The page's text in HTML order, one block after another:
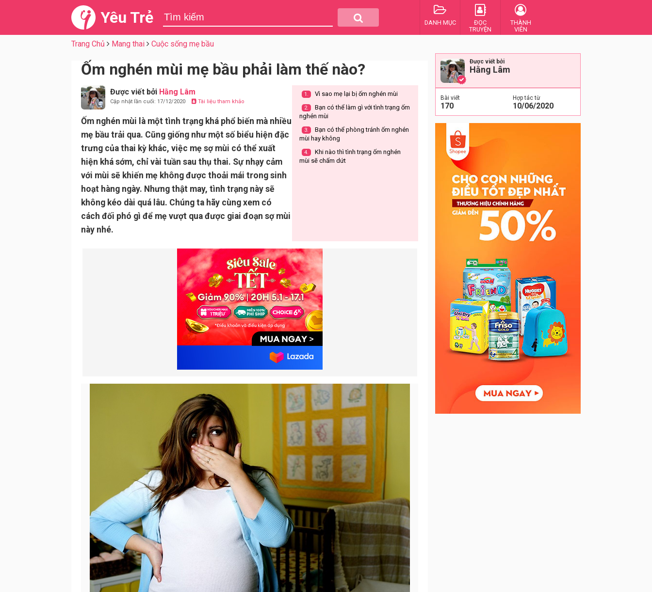
Yêu Trẻ DANH MỤC
ĐỌC
TRUYỆN
THÀNH
VIÊN
Trang Chủ Mang thai Cuộc sống mẹ bầu
Ốm nghén mùi mẹ bầu phải làm thế nào?
Được viết bởi Hằng Lâm
Cập nhật lần cuối: 17/12/2020 Tài liệu tham khảo
Ốm nghén mùi là một tình trạng khá phổ biến mà nhiều
mẹ bầu trải qua. Cũng giống như một số biểu hiện đặc
trưng của thai kỳ khác, việc mẹ sợ mùi có thể xuất
hiện khá sớm, chỉ vài tuần sau thụ thai. Sự nhạy cảm
với mùi sẽ khiến mẹ không được thoải mái trong sinh
hoạt hàng ngày. Nhưng thật may, tình trạng này sẽ
không kéo dài quá lâu. Chúng ta hãy cùng xem có
cách đối phó gì để mẹ vượt qua được giai đoạn sợ mùi
này nhé.
1. Vì sao mẹ lại bị ốm nghén mùi
2.
Bạn có thể làm gì với tình trạng ốm
nghén mùi
3.
Bạn có thể phòng tránh ốm nghén
mùi hay không
4.
Khi nào thì tình trạng ốm nghén
mùi sẽ chấm dứt
Được viết bởi
Hằng Lâm
Bài viết
170
Hợp tác từ
10/06/2020